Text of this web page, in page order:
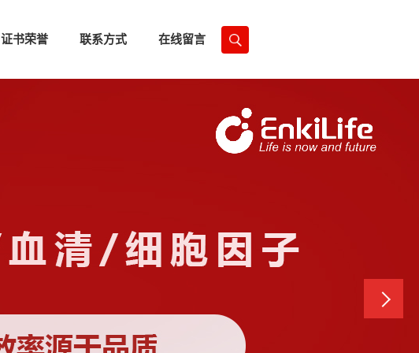
证书荣誉 联系方式 在线留言